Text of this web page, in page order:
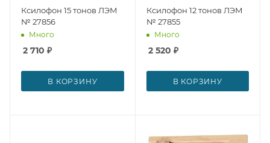
Ксилофон 15 тонов ЛЭМ
№ 27856
Много
2 710 ₽
В КОРЗИНУ
Ксилофон 12 тонов ЛЭМ
№ 27855
Много
2 520 ₽
В КОРЗИНУ